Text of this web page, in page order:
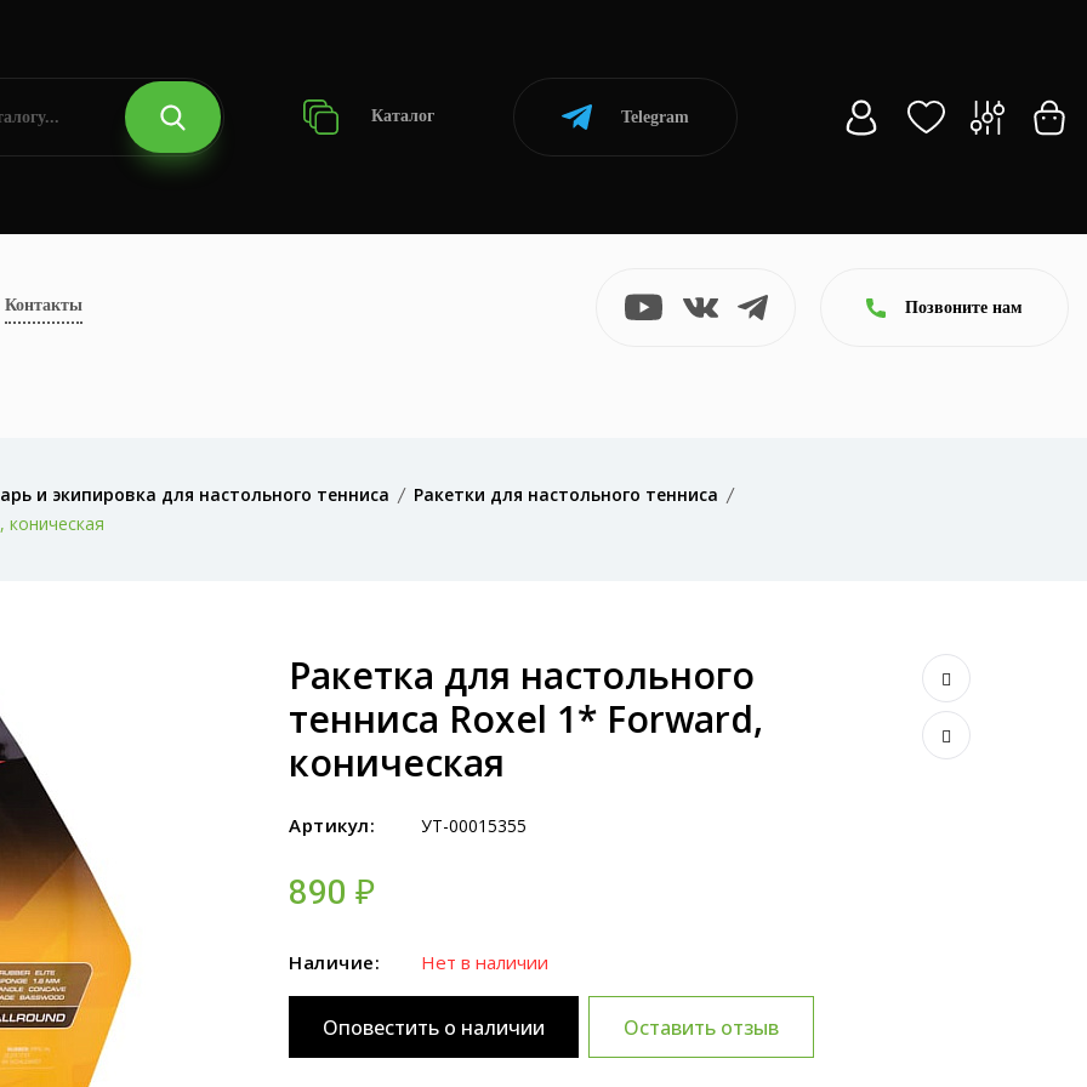
Каталог Telegram
Контакты Позвоните нам
и экипировка для настольного тенниса
Ракетки для настольного тенниса
коническая
Ракетка для настольного
тенниса Roxel 1* Forward,
коническая
Артикул: УТ-00015355
890 ₽
Наличие: Нет в наличии
Оповестить о наличии Оставить отзыв